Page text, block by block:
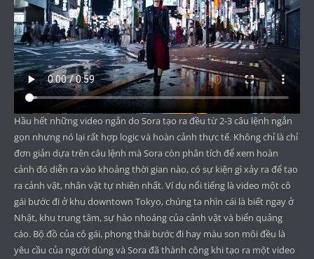
Hầu hết những video ngắn do Sora tạo ra đều từ 2-3 câu lệnh ngắn
gọn nhưng nó lại rất hợp logic và hoàn cảnh thực tế. Không chỉ là chỉ
đơn giản dựa trên câu lệnh mà Sora còn phân tích để xem hoàn
cảnh đó diễn ra vào khoảng thời gian nào, có sự kiện gì xảy ra để tạo
ra cảnh vật, nhân vật tự nhiên nhất. Ví dụ nổi tiếng là video một cô
gái bước đi ở khu downtown Tokyo, chúng ta nhìn cái là biết ngay ở
Nhật, khu trung tâm, sự hào nhoáng của cảnh vật và biển quảng
cáo. Bộ đồ của cô gái, phong thái bước đi hay màu son môi đều là
yêu cầu của người dùng và Sora đã thành công khi tạo ra một video